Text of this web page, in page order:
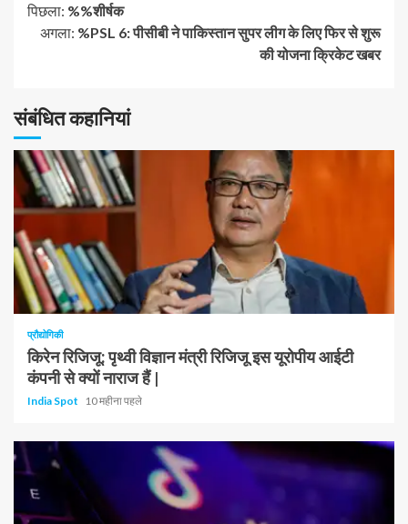
जारी
रहे
हैं
पिछला: %%शीर्षक
अगला: %PSL 6: पीसीबी ने पाकिस्तान सुपर लीग के लिए फिर से शुरू
की योजना क्रिकेट खबर
संबंधित कहानियां
1 न्यूनतम पढ़ा
प्रौद्योगिकी
किरेन रिजिजू: पृथ्वी विज्ञान मंत्री रिजिजू इस यूरोपीय आईटी
कंपनी से क्यों नाराज हैं |
India Spot 10 महीना पहले